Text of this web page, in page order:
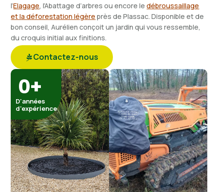
D'années
d'expérience
0+
l’Elagage, l’Abattage d’arbres ou encore ledébroussaillage
et la déforestation légère près de Plassac. Disponible et de
bon conseil, Aurélien conçoit un jardin qui vous ressemble,
du croquis initial aux finitions.
Contactez-nous